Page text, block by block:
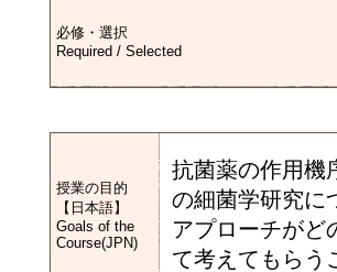
必修・選択
Required / Selected
授業の目的
【日本語】
Goals of the
Course(JPN)
抗菌薬の作用機
の細菌学研究に
アプローチがど
て考えてもらう